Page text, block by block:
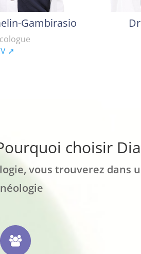
Gambirasio
➚
choisir
vous trouverez dans